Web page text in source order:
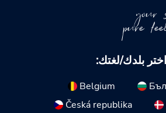
your
pure
اختر بلدك/لغتك:
Belgium
Česká republika